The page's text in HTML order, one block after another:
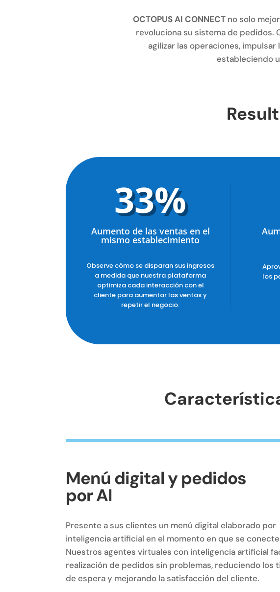
OCTOPUS AI CONNECTno solo
revoluciona su sistema de pedidos.
agilizar las operaciones,
estableciendo
33%
Aumento de las ventas en el
mismo establecimiento
Observe cómo se disparan sus ingresos
a medida que nuestra plataforma
optimiza cada interacción con el
cliente para aumentar las ventas y
repetir el negocio.
los
Menú digital y pedidos
por AI
Presente a sus clientes un menú digital elaborado por
inteligencia artificial en el momento en que se
Nuestros agentes virtuales con inteligencia artificial
realización de pedidos sin problemas, reduciendo los
de espera y mejorando la satisfacción del cliente.